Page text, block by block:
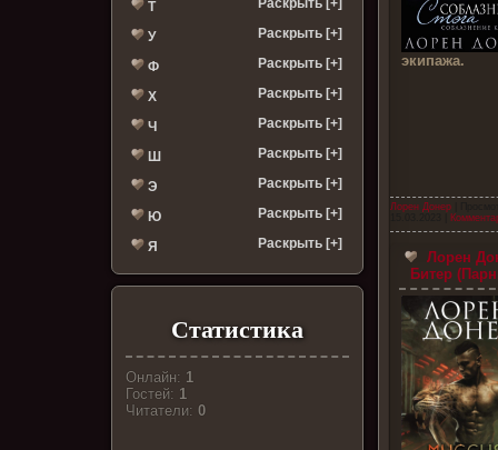
Т
У Раскрыть [+]
Ф Раскрыть [+]
Х Раскрыть [+]
Ч Раскрыть [+]
Ш Раскрыть [+]
Э Раскрыть [+]
Ю Раскрыть [+]
Я Раскрыть [+]
Статистика
Онлайн: 1
Гостей: 1
Читатели:0
экипажа.
Лорен Донер
Лорен
Битер